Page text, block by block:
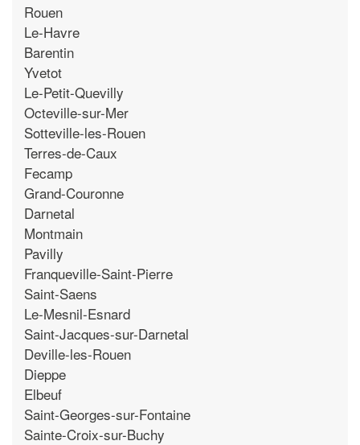
Rouen
Le-Havre
Barentin
Yvetot
Le-Petit-Quevilly
Octeville-sur-Mer
Sotteville-les-Rouen
Terres-de-Caux
Fecamp
Grand-Couronne
Darnetal
Montmain
Pavilly
Franqueville-Saint-Pierre
Saint-Saens
Le-Mesnil-Esnard
Saint-Jacques-sur-Darnetal
Deville-les-Rouen
Dieppe
Elbeuf
Saint-Georges-sur-Fontaine
Sainte-Croix-sur-Buchy